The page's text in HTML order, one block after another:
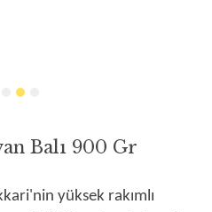
Balı 900 Gr
yüksek rakımlı